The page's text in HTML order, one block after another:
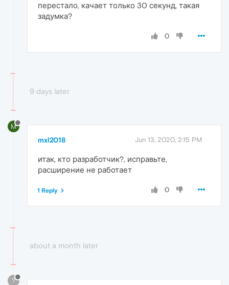
перестало, качает только 30 секунд, такая
задумка?
0
9 days later
M
mxl2018 Jun 13, 2020, 2:15 PM
итак, кто разработчик?, исправьте,
расширение не работает
0
1 Reply
about a month later
?